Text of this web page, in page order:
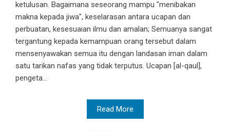
ketulusan. Bagaimana seseorang mampu "menibakan
makna kepada jiwa", keselarasan antara ucapan dan
perbuatan, kesesuaian ilmu dan amalan; Semuanya sangat
tergantung kepada kemampuan orang tersebut dalam
mensenyawakan semua itu dengan landasan iman dalam
satu tarikan nafas yang tidak terputus. Ucapan [al-qaul],
pengeta...
Read More